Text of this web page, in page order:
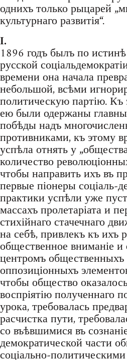
однихъ только рыцарей
культурнаго развитія“.
I.
1896 годъ былъ по
русской
времени она начала
небольшой, всѣми
политическую партію.
ею были одержаны
побѣды надъ
противниками, къ этому
успѣла отнять у
количество
чтобы направить ихъ въ
первые піонеры соціаль-
практики успѣли уже
массахъ пролетаріата и
стихійнаго стачечнаго
на себѣ, привлекъ къ ихъ
общественное вниманіе
центромъ общественныхъ
оппозиціонныхъ
чтобы общество
воспріятію полученнаго
урока, требовалась
расчистка пути,
со въѣвшимися въ
демократической части
соціально-